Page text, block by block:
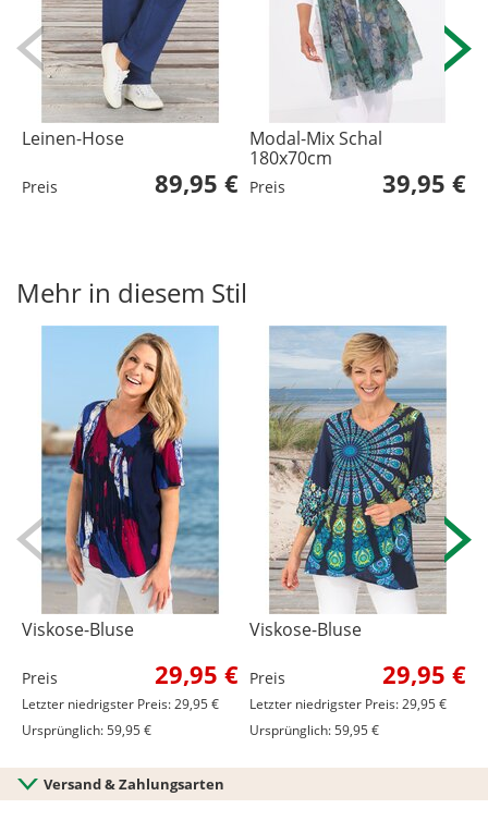
Leinen-Hose
Preis 89,95 €
Modal-Mix Schal
180x70cm
Preis 39,95 €
Mehr in diesem Stil
Viskose-Bluse
Preis 29,95 €
Letzter niedrigster Preis: 29,95 €
Ursprünglich: 59,95 €
Viskose-Bluse
Preis 29,95 €
Letzter niedrigster Preis: 29,95 €
Ursprünglich: 59,95 €
Versand & Zahlungsarten